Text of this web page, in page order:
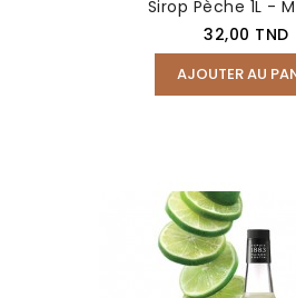
Sirop Pèche 1L -
Prix
32,00 TND
AJOUTER AU